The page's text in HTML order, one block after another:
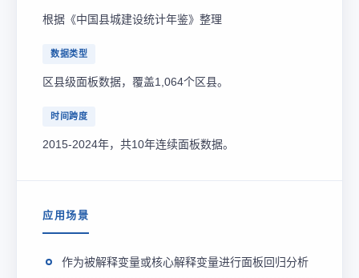
根据《中国县城建设统计年鉴》整理
数据类型
区县级面板数据，覆盖1,064个区县。
时间跨度
2015-2024年，共10年连续面板数据。
应用场景
作为被解释变量或核心解释变量进行面板回归分析